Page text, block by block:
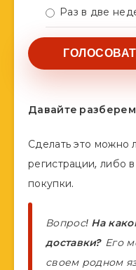
Раз в две
Давайте
Сделать это можно
регистрации, либо
покупки.
Вопрос! На
доставки? Его
своем родном